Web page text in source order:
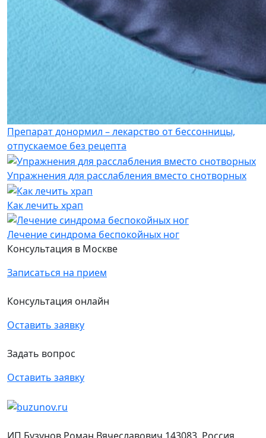
Препарат донормил – лекарство от бессонницы,
отпускаемое без рецепта
Упражнения для расслабления вместо снотворных
Как лечить храп
Лечение синдрома беспокойных ног
Консультация в Москве
Записаться на прием
Консультация онлайн
Оставить заявку
Задать вопрос
Оставить заявку